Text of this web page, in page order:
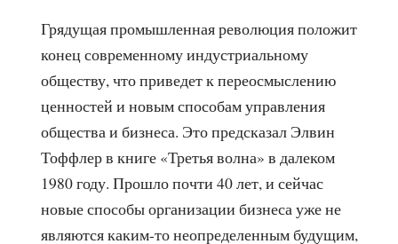
Грядущая промышленная революция положит
конец современному индустриальному
обществу, что приведет к переосмыслению
ценностей и новым способам управления
общества и бизнеса. Это предсказал Элвин
Тоффлер в книге «Третья волна» в далеком
1980 году. Прошло почти 40 лет, и сейчас
новые способы организации бизнеса уже не
являются каким-то неопределенным будущим,